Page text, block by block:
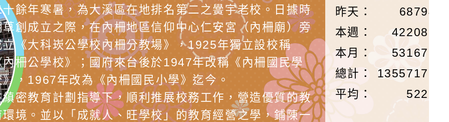
十餘年寒暑，為大溪區在地排名第二之黌宇老校。日據時
草創成立之際，在內柵地區信仰中心仁安宮（內柵廟）旁
立《大科崁公學校內柵分教場》，1925年獨立設校稱
內柵公學校》；國府來台後於1947年改稱《內柵國民學
》，1967年改為《內柵國民小學》迄今。
縝密教育計劃指導下，順利推展校務工作，營造優質的教
環境。並以「成就人、旺學校」的教育經營之學，鋪陳一
昨天：
68794
本週：
422087
本月：
531671
總計：
13557176
平均：
5221